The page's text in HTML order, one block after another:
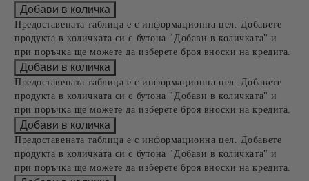
Предоставената таблица е с информационна цел. Добавете
продукта в количката си с бутона "Добави в количката" и
при поръчка ще можете да изберете броя вноски на кредита.
Предоставената таблица е с информационна цел. Добавете
продукта в количката си с бутона "Добави в количката" и
при поръчка ще можете да изберете броя вноски на кредита.
Предоставената таблица е с информационна цел. Добавете
продукта в количката си с бутона "Добави в количката" и
при поръчка ще можете да изберете броя вноски на кредита.